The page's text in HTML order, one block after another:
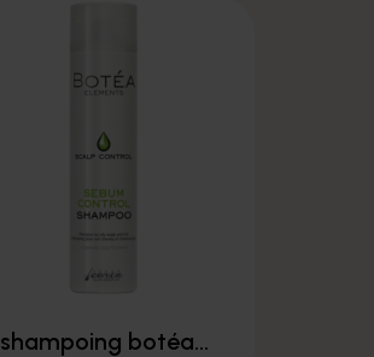
shampoing botéa...